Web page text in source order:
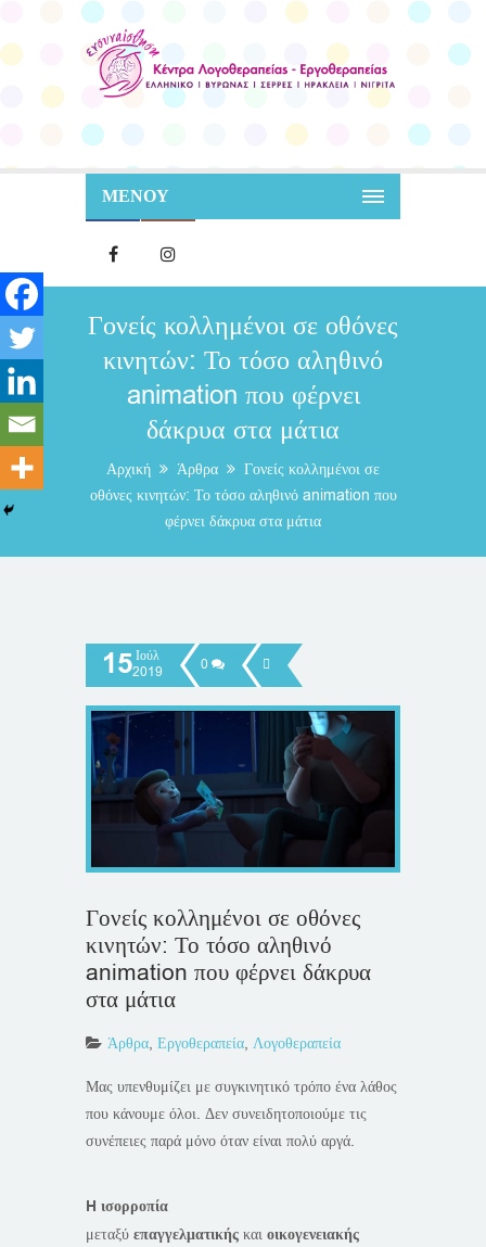
ΜΕΝΟΥ
Γονείς κολλημένοι σε οθόνες
κινητών: Το τόσο αληθινό
animation που φέρνει
δάκρυα στα μάτια
Αρχική Άρθρα
Γονείς κολλημένοι σε
οθόνες κινητών: Το τόσο αληθινό animation που
φέρνει δάκρυα στα μάτια
15Ιούλ
2019
0
Γονείς κολλημένοι σε οθόνες
κινητών: Το τόσο αληθινό
animation που φέρνει δάκρυα
στα μάτια
Άρθρα, Εργοθεραπεία, Λογοθεραπεία
Μας υπενθυμίζει με συγκινητικό τρόπο ένα λάθος
που κάνουμε όλοι. Δεν συνειδητοποιούμε τις
συνέπειες παρά μόνο όταν είναι πολύ αργά.
H ισορροπία
μεταξύ επαγγελματικής και οικογενειακής